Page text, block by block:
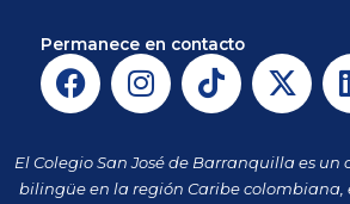
Permanece en contacto
F
a
e
b
I
n
t
a
T
i
t
o
X
-
w
i
El Colegio San José de Barranquilla es
bilingüe en la región Caribe colombiana,